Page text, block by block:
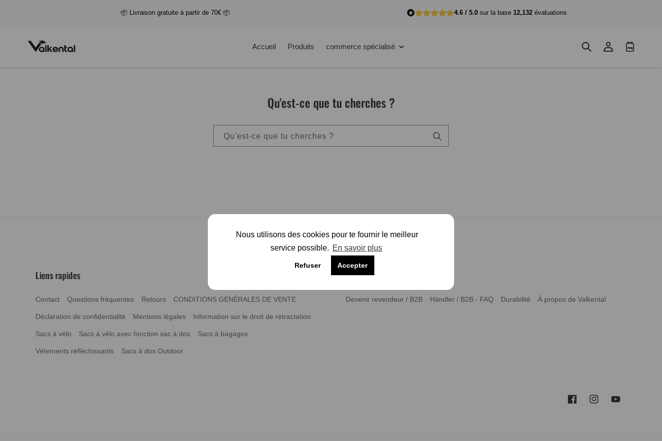
📦 Livraison gratuite à partir de 70€ 📦 4.6 / 5.0sur la base 12,132évaluations
Accueil Produits commerce spécialisé
connecter
Panier
d'achat
Qu'est-ce que tu cherches ?
Qu'est-ce que tu cherches ?
Que penses-tu de notre boutique ?
Liens rapides
Contact Questions fréquentes Retours CONDITIONS GÉNÉRALES DE VENTE
Déclaration de confidentialité Mentions légales Information sur le droit de rétractation
Sacs à vélo Sacs à vélo avec fonction sac à dos Sacs à bagages
Vêtements réfléchissants Sacs à dos Outdoor
Généralités
Devenir revendeur / B2B Händler / B2B - FAQ Durabilité À propos de Valkental
FacebookInstagramYouTube
Nous utilisons des cookies pour te fournir le meilleur
service possible. En savoir plus
Refuser Accepter